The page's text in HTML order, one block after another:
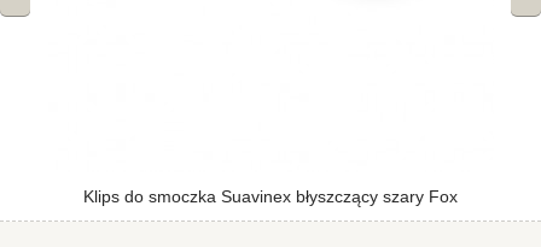
Klips do smoczka Suavinex błyszczący szary Fox